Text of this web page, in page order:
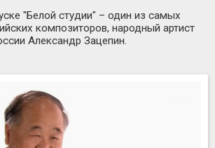
"Белой студии" – один из самых
композиторов, народный артист
Александр Зацепин.